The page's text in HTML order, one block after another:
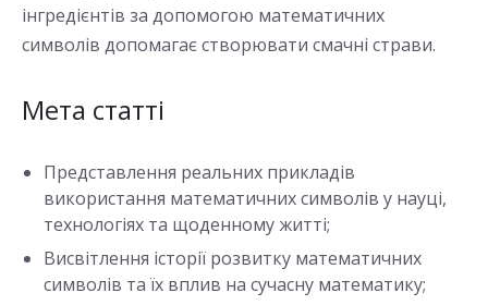
інгредієнтів за допомогою математичних
символів допомагає створювати смачні страви.
Мета статті
Представлення реальних прикладів
використання математичних символів у науці,
технологіях та щоденному житті;
Висвітлення історії розвитку математичних
символів та їх вплив на сучасну математику;